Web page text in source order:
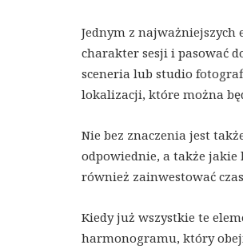
Jednym z najważniejszych
charakter sesji i pasować
sceneria lub studio
lokalizacji, które można
Nie bez znaczenia jest
odpowiednie, a także jakie
również zainwestować
Kiedy już wszystkie te
harmonogramu, który